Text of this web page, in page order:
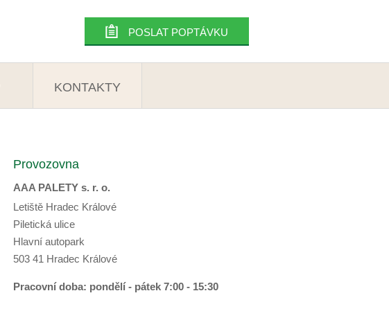
POSLAT POPTÁVKU
KONTAKTY
Provozovna
AAA PALETY s. r. o.
Letiště Hradec Králové
Piletická ulice
Hlavní autopark
503 41 Hradec Králové
Pracovní doba: pondělí - pátek 7:00 - 15:30